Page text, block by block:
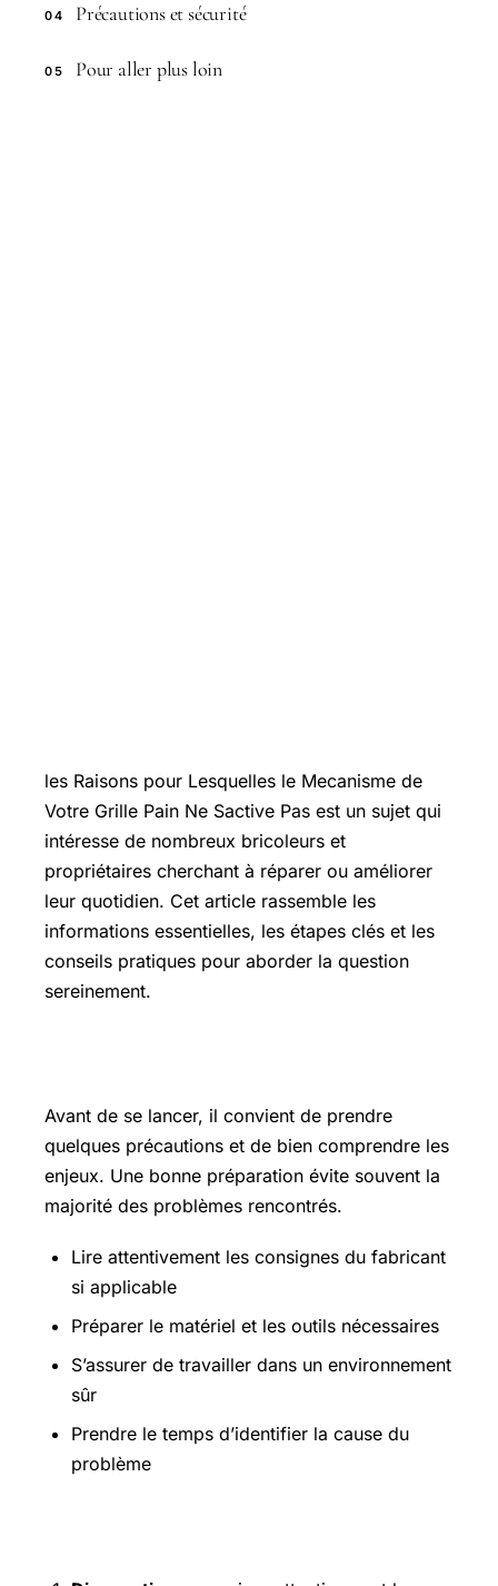
04 Précautions et sécurité
05 Pour aller plus loin
les Raisons pour Lesquelles le Mecanisme de
Votre Grille Pain Ne Sactive Pas est un sujet qui
intéresse de nombreux bricoleurs et
propriétaires cherchant à réparer ou améliorer
leur quotidien. Cet article rassemble les
informations essentielles, les étapes clés et les
conseils pratiques pour aborder la question
sereinement.
Avant de se lancer, il convient de prendre
quelques précautions et de bien comprendre les
enjeux. Une bonne préparation évite souvent la
majorité des problèmes rencontrés.
Lire attentivement les consignes du fabricant
si applicable
Préparer le matériel et les outils nécessaires
S’assurer de travailler dans un environnement
sûr
Prendre le temps d’identifier la cause du
problème